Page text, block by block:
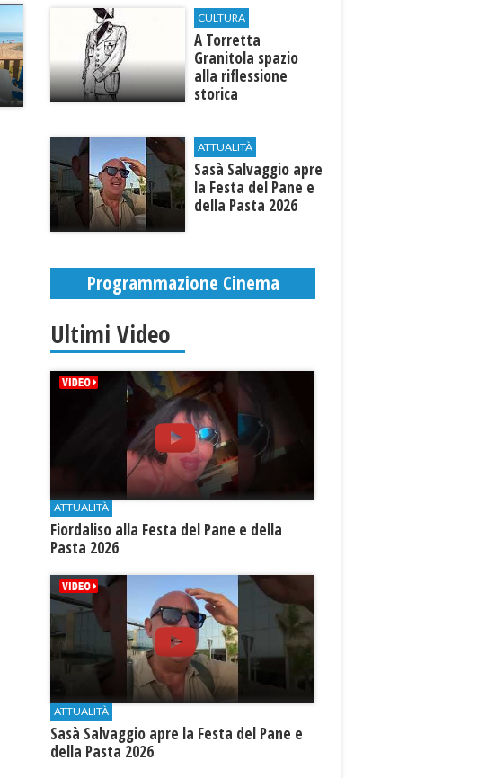
CULTURA
​A Torretta
Granitola spazio
alla riflessione
storica
ATTUALITÀ
Sasà Salvaggio apre
la Festa del Pane e
della Pasta 2026
Programmazione Cinema
Ultimi Video
ATTUALITÀ
Fiordaliso alla Festa del Pane e della
Pasta 2026
ATTUALITÀ
Sasà Salvaggio apre la Festa del Pane e
della Pasta 2026